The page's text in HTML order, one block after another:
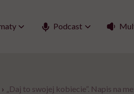
Podcast
› „Daj to swojej kobiecie”. Napis na